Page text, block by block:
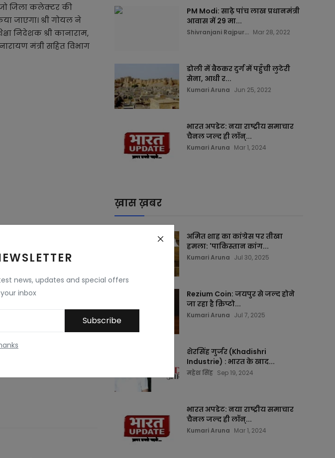
news, updates and special offers
inbox
Subscribe
जो जिला कलेक्टर की
जाएगा। श्री गोयल ने
निदेशक श्री कानाराम,
मंत्री सहित विभाग
PM Modi: साढ़े पांच लाख प्रधानमंत्री
आवास में 29 मा...
Shivranjani Rajpur... Mar 28, 2022
डोली में बैठकर दुर्ग में पहुँची लुटेरी
सेना, आधी र...
Kumari Aruna Jun 25, 2022
भारत अपडेट: नया राष्ट्रीय समाचार
चैनल जल्द ही लॉन्...
Kumari Aruna Mar 1, 2024
ख़ास ख़बर
अमित शाह का कांग्रेस पर तीखा
हमला: 'पाकिस्तान कांग...
Kumari Aruna Jul 30, 2025
Rezium Coin: जयपुर से जल्द होने
जा रहा है क्रिप्टो...
Kumari Aruna Jul 7, 2025
शेरसिंह गुर्जर (Khadishri
Industrie) : भारत के खाद...
महेश सिंह Sep 19, 2024
भारत अपडेट: नया राष्ट्रीय समाचार
चैनल जल्द ही लॉन्...
Kumari Aruna Mar 1, 2024